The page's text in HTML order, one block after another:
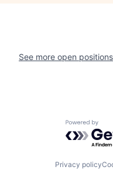
See more open
Powered
Privacy policy